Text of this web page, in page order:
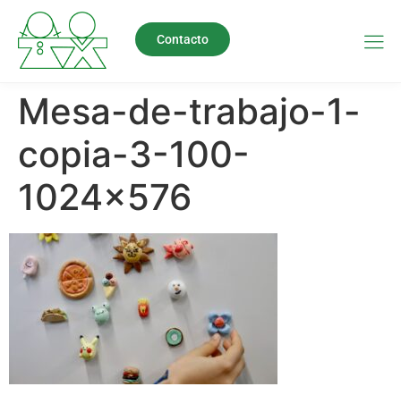
Contacto
Mesa-de-trabajo-1-
copia-3-100-
1024×576